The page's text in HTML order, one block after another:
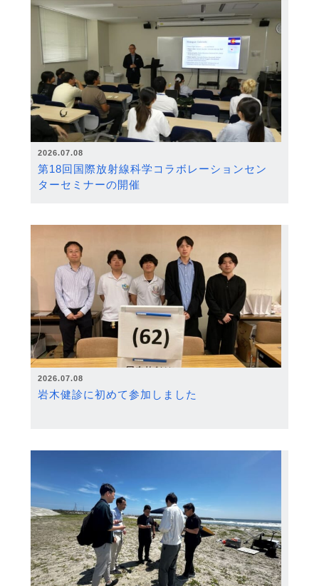
2026.07.08
第18回国際放射線科学コラボレーションセン
ターセミナーの開催
2026.07.08
岩木健診に初めて参加しました